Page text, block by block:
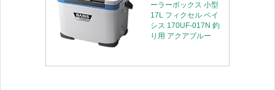
ーラーボックス 小型
17L フィクセル ベイ
シス 170UF-017N 釣
り用 アクアブルー